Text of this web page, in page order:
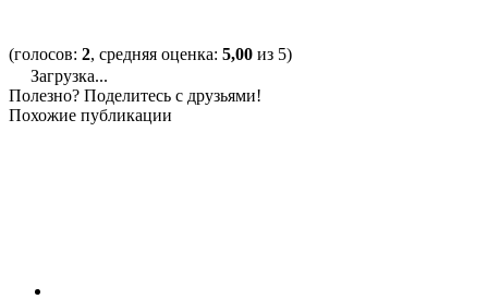
(голосов: 2, средняя оценка: 5,00 из 5)
Загрузка...
Полезно? Поделитесь с друзьями!
Похожие публикации